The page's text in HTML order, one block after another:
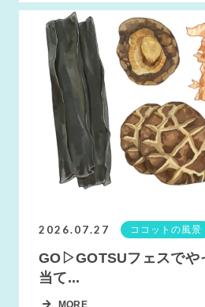
2026.07.27 ココットの風景
GO▷GOTSUフェスでや
当て...
MORE